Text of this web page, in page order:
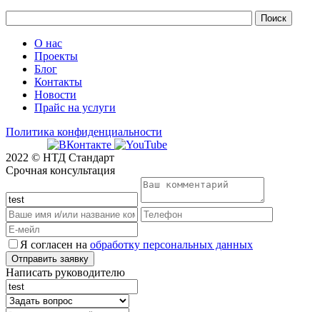
О нас
Проекты
Блог
Контакты
Новости
Прайс на услуги
Политика конфиденциальности
2022 © НТД Стандарт
Срочная консультация
Я согласен на обработку персональных данных
Написать руководителю